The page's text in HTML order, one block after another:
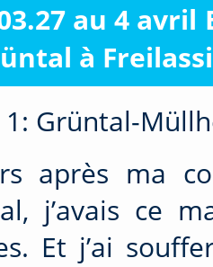
au 4
à
1: Grüntal-
après ma
j’avais ce
Et j’ai